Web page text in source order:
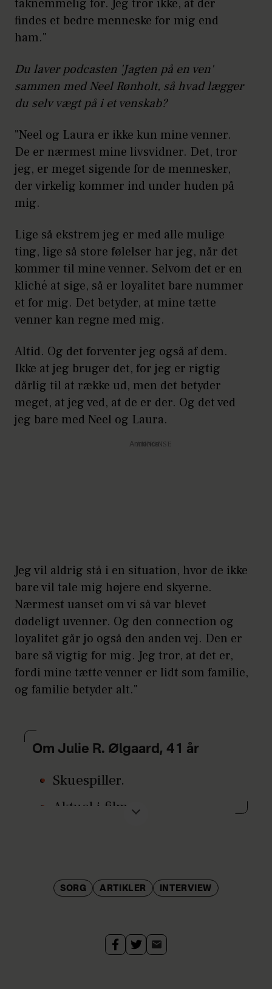
taknemmelig for. Jeg tror ikke, at der
findes et bedre menneske for mig end
ham."
Du laver podcasten 'Jagten på en ven'
sammen med Neel Rønholt, så hvad lægger
du selv vægt på i et venskab?
"Neel og Laura er ikke kun mine venner.
De er nærmest mine livsvidner. Det, tror
jeg, er meget sigende for de mennesker,
der virkelig kommer ind under huden på
mig.
Lige så ekstrem jeg er med alle mulige
ting, lige så store følelser har jeg, når det
kommer til mine venner. Selvom det er en
kliché at sige, så er loyalitet bare nummer
et for mig. Det betyder, at mine tætte
venner kan regne med mig.
Altid. Og det forventer jeg også af dem.
Ikke at jeg bruger det, for jeg er rigtig
dårlig til at række ud, men det betyder
meget, at jeg ved, at de er der. Og det ved
jeg bare med Neel og Laura.
Annonce
Jeg vil aldrig stå i en situation, hvor de ikke
bare vil tale mig højere end skyerne.
Nærmest uanset om vi så var blevet
dødeligt uvenner. Og den connection og
loyalitet går jo også den anden vej. Den er
bare så vigtig for mig. Jeg tror, at det er,
fordi mine tætte venner er lidt som familie,
og familie betyder alt."
Om Julie R. Ølgaard, 41 år
Skuespiller.
Aktuel i filmen
producere.
fællesskab NIPS sammen med
Laura Christensen og Neel
SORG ARTIKLER INTERVIEW